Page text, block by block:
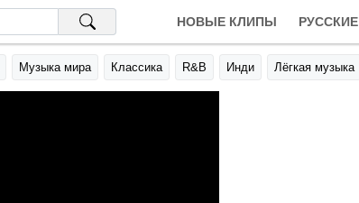
НОВЫЕ КЛИПЫ
Музыка мира Классика R&B Инди Лёгкая музыка